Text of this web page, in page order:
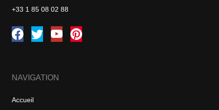
+33 1 85 08 02 88
NAVIGATION
Accueil